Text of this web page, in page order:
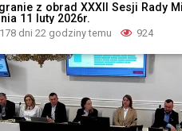
z obrad XXXII Sesji Rady
11 luty 2026r.
178 dni 22 godziny temu 924